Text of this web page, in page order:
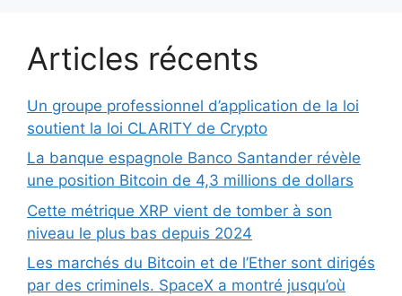
Articles récents
Un groupe professionnel d’application de la loi
soutient la loi CLARITY de Crypto
La banque espagnole Banco Santander révèle
une position Bitcoin de 4,3 millions de dollars
Cette métrique XRP vient de tomber à son
niveau le plus bas depuis 2024
Les marchés du Bitcoin et de l’Ether sont dirigés
par des criminels. SpaceX a montré jusqu’où